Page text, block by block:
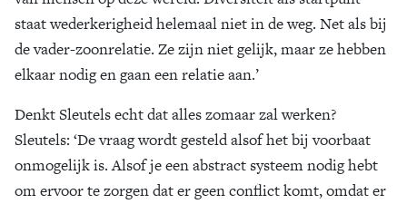
staat wederkerigheid helemaal niet in de weg. Net als bij
de vader-zoonrelatie. Ze zijn niet gelijk, maar ze hebben
elkaar nodig en gaan een relatie aan.’
Denkt Sleutels echt dat alles zomaar zal werken?
Sleutels: ‘De vraag wordt gesteld alsof het bij voorbaat
onmogelijk is. Alsof je een abstract systeem nodig hebt
om ervoor te zorgen dat er geen conflict komt, omdat er